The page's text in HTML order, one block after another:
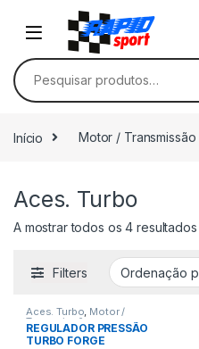
Skip to navigation
Skip to content
Pesquisar por:
Início Motor / Transmissão
Aces. Turbo
A mostrar todos os 4 resultados
Filters
Aces. Turbo, Motor /
Transmissão
REGULADOR PRESSÃO
TURBO FORGE